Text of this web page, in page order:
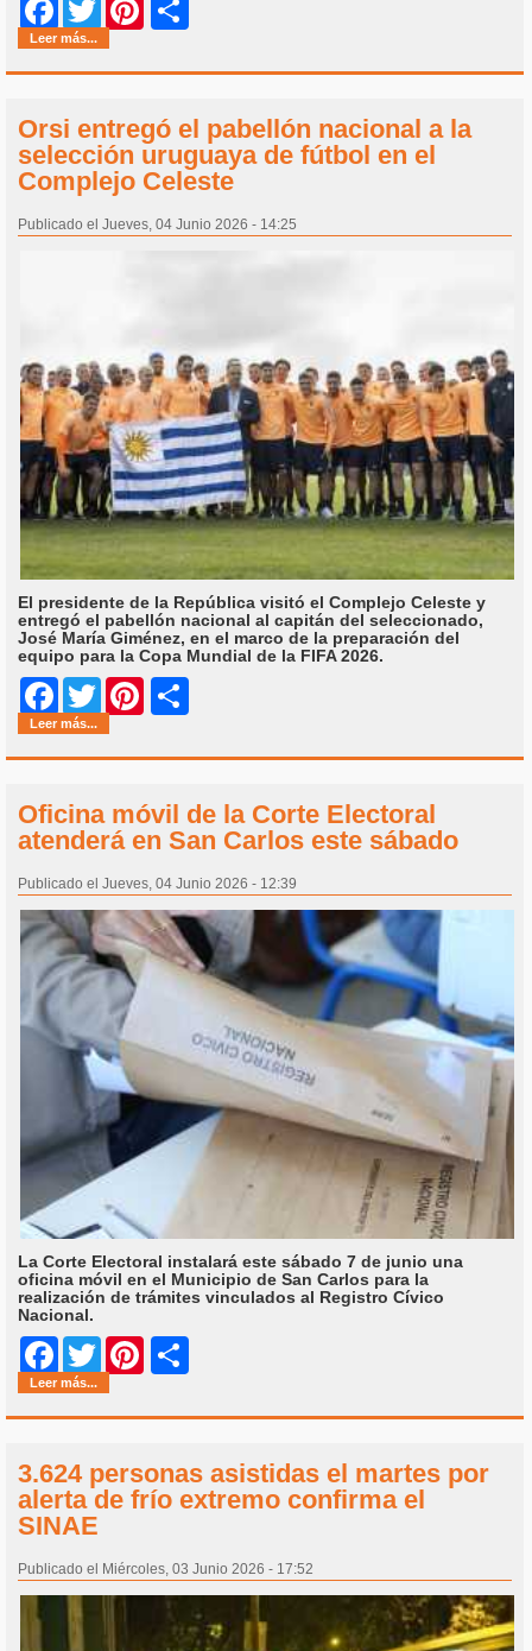
Facebook
Twitter Pinterest
Leer más...
Orsi entregó el pabellón nacional a la
selección uruguaya de fútbol en el
Complejo Celeste
Publicado el Jueves, 04 Junio 2026 - 14:25
El presidente de la República visitó el Complejo Celeste y
entregó el pabellón nacional al capitán del seleccionado,
José María Giménez, en el marco de la preparación del
equipo para la Copa Mundial de la FIFA 2026.
Facebook
Twitter Pinterest
Leer más...
Oficina móvil de la Corte Electoral
atenderá en San Carlos este sábado
Publicado el Jueves, 04 Junio 2026 - 12:39
La Corte Electoral instalará este sábado 7 de junio una
oficina móvil en el Municipio de San Carlos para la
realización de trámites vinculados al Registro Cívico
Nacional.
Facebook
Twitter Pinterest
Leer más...
3.624 personas asistidas el martes por
alerta de frío extremo confirma el
SINAE
Publicado el Miércoles, 03 Junio 2026 - 17:52